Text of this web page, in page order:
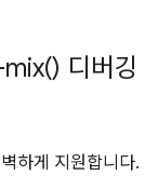
) 디버깅
하게 지원합니다.